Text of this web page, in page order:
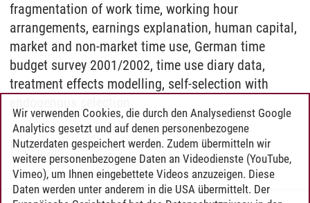
fragmentation of work time, working hour
arrangements, earnings explanation, human capital,
market and non-market time use, German time
budget survey 2001/2002, time use diary data,
treatment effects modelling, self-selection with
Download
Wir verwenden Cookies, die durch den Analysedienst Google
Analytics gesetzt und auf denen personenbezogene
Nutzerdaten gespeichert werden. Zudem übermitteln wir
weitere personenbezogene Daten an Videodienste (YouTube,
Vimeo), um Ihnen eingebettete Videos anzuzeigen. Diese
Daten werden unter anderem in die USA übermittelt. Der